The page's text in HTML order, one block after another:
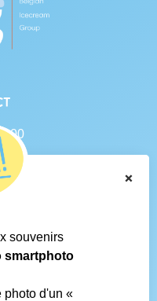
100
×
souvenirs
smartphoto
photo d'un «